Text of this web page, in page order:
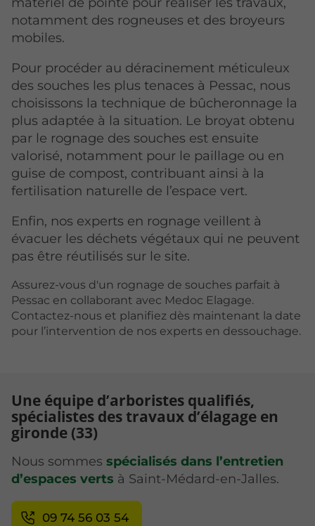
notamment des rogneuses et des broyeurs
mobiles.
Pour procéder au déracinement méticuleux
des souches les plus tenaces à Pessac, nous
choisissons la technique de bûcheronnage la
plus adaptée à la situation. Le broyat obtenu
par le rognage des souches est ensuite
valorisé, notamment pour le paillage ou en
guise de compost, contribuant ainsi à la
fertilisation naturelle de l’espace vert.
Enfin, nos experts en rognage veillent à
évacuer les déchets végétaux qui ne peuvent
pas être réutilisés sur le site.
Assurez-vous d'un rognage de souches parfait à
Pessac en collaborant avec Medoc Elagage.
Contactez-nous et planifiez dès maintenant la date
pour l’intervention de nos experts en dessouchage.
Une équipe d’arboristes qualifiés,
spécialistes des travaux d’élagage en
gironde (33)
Nous sommes spécialisés dans l’entretien
d’espaces verts à Saint-Médard-en-Jalles.
09 74 56 03 54